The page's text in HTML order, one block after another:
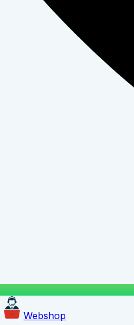
Webshop